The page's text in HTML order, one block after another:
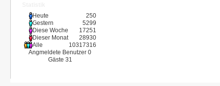
Heute
250
Gestern
5299
Diese Woche
17251
Dieser Monat
28930
Alle
10317316
Angmeldete Benutzer 0
Gäste 31